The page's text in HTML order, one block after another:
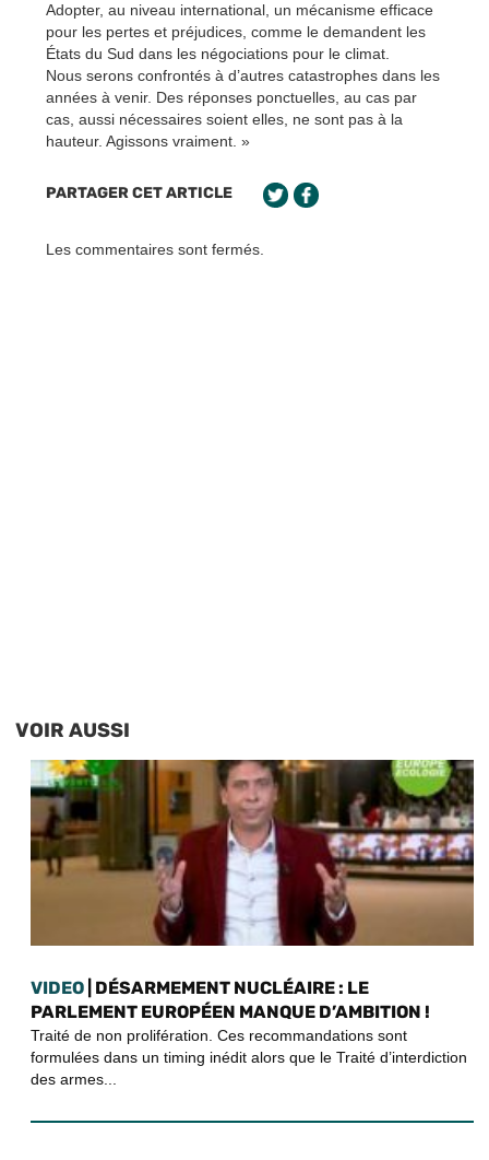
Adopter, au niveau international, un mécanisme efficace
pour les pertes et préjudices, comme le demandent les
États du Sud dans les négociations pour le climat.
Nous serons confrontés à d’autres catastrophes dans les
années à venir. Des réponses ponctuelles, au cas par
cas, aussi nécessaires soient elles, ne sont pas à la
hauteur. Agissons vraiment. »
PARTAGER CET ARTICLE
Les commentaires sont fermés.
VOIR AUSSI
VIDEO | DÉSARMEMENT NUCLÉAIRE : LE
PARLEMENT EUROPÉEN MANQUE D’AMBITION !
Traité de non prolifération. Ces recommandations sont
formulées dans un timing inédit alors que le Traité d’interdiction
des armes...